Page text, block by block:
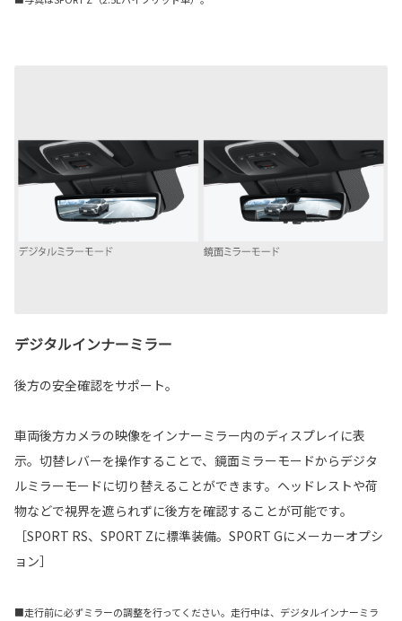
デジタルインナーミラー
後方の安全確認をサポート。
車両後方カメラの映像をインナーミラー内のディスプレイに表
示。切替レバーを操作することで、鏡面ミラーモードからデジタ
ルミラーモードに切り替えることができます。ヘッドレストや荷
物などで視界を遮られずに後方を確認することが可能です。
［SPORT RS、SPORT Zに標準装備。SPORT Gにメーカーオプシ
ョン］
■走行前に必ずミラーの調整を行ってください。走行中は、デジタルインナーミラ